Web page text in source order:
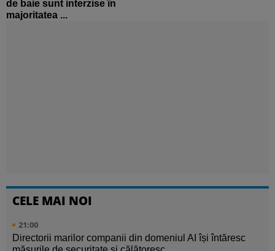
de baie sunt interzise în
majoritatea ...
CELE MAI NOI
21:00
Directorii marilor companii din domeniul AI își întăresc